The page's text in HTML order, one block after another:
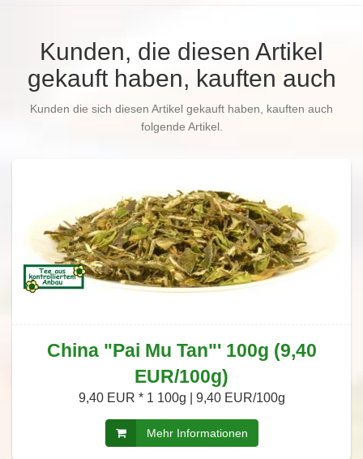
Kunden, die diesen Artikel
gekauft haben, kauften auch
Kunden die sich diesen Artikel gekauft haben, kauften auch
folgende Artikel.
China "Pai Mu Tan"' 100g (9,40
EUR/100g)
9,40 EUR * 1 100g | 9,40 EUR/100g
Mehr Informationen